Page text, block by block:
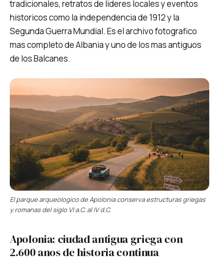
tradicionales, retratos de lideres locales y eventos
historicos como la independencia de 1912 y la
Segunda Guerra Mundial. Es el archivo fotografico
mas completo de Albania y uno de los mas antiguos
de los Balcanes.
El parque arqueologico de Apolonia conserva estructuras griegas
y romanas del siglo VI a.C. al IV d.C.
Apolonia: ciudad antigua griega con
2.600 anos de historia continua